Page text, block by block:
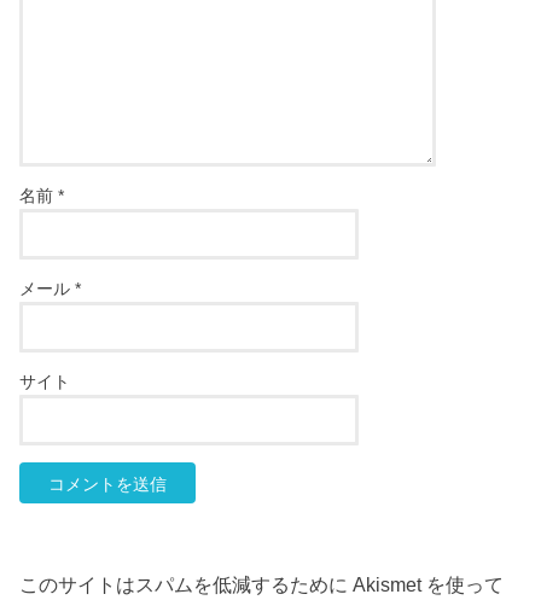
名前*
メール*
サイト
このサイトはスパムを低減するために Akismet を使って